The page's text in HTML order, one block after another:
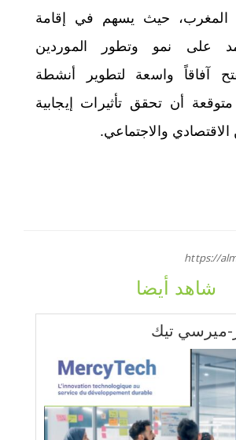
المغرب، حيث يسهم في إقامة
على نمو وتطور الموردين
آفاقاً واسعة لتطوير أنشطة
متوقعة أن تحقق تأثيرات إيجابية
والاجتماعي.
https://
شاهد أيضا
ميرسي تيك